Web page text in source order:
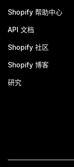
Shopify 帮助中心
API 文档
Shopify 社区
Shopify 博客
研究